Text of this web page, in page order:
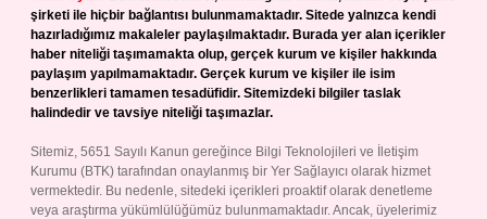
şirketi ile hiçbir bağlantısı bulunmamaktadır. Sitede yalnızca kendi
hazırladığımız makaleler paylaşılmaktadır. Burada yer alan içerikler
haber niteliği taşımamakta olup, gerçek kurum ve kişiler hakkında
paylaşım yapılmamaktadır. Gerçek kurum ve kişiler ile isim
benzerlikleri tamamen tesadüfidir. Sitemizdeki bilgiler taslak
halindedir ve tavsiye niteliği taşımazlar.
Sitemiz, 5651 Sayılı Kanun gereğince Bilgi Teknolojileri ve İletişim
Kurumu (BTK) tarafından onaylanmış bir Yer Sağlayıcı olarak hizmet
vermektedir. Bu nedenle, sitedeki içerikleri proaktif olarak denetleme
veya araştırma yükümlülüğümüz bulunmamaktadır. Ancak, üyelerimiz